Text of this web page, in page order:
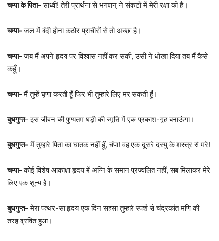
चम्पा के पिता- साध्वी! तेरी प्रार्थना से भगवान् ने संकटों में मेरी रक्षा की है।
चम्पा- जल में बंदी होना कठोर प्राचीरों से तो अच्छा है।
चम्पा- जब मैं अपने हृदय पर विश्वास नहीं कर सकी, उसी ने धोखा दिया तब मैं कैसे
कहूँ।
चम्पा- मैं तुम्हें घृणा करती हूँ फिर भी तुम्हारे लिए मर सकती हूँ।
बुधगुप्त- इस जीवन की पुण्यतम घड़ी की स्मृति में एक प्रकाश-गृह बनाऊंगा।
बुधगुप्त- मैं तुम्हारे पिता का घातक नहीं हूँ, चंपा! वह एक दूसरे दस्यु के शस्त्र से मरे!
चम्पा- कोई विशेष आकांक्षा हृदय में अग्नि के समान प्रज्वलित नहीं, सब मिलाकर मेरे
लिए एक शून्य है।
बुधगुप्त- मेरा पत्थर-सा हृदय एक दिन सहसा तुम्हारे स्पर्श से चंद्रकांत मणि की
तरह द्रवित हुआ।